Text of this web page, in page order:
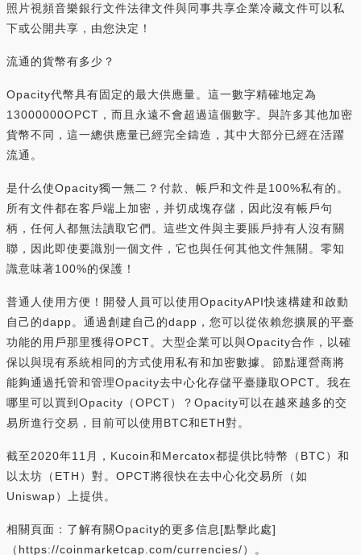
照片視頻音樂銀行文件法律文件與同事共享企業冷藏文件可以私
下或公開共享，由您決定！
流通的貨幣有多少？
Opacity代幣具有固定的最大供應量。這一數字精確地定為
13000000OPCT，而且永遠不會超過這個數字。與許多其他加密
貨幣不同，這一總供應量已經完全鑄造，其中大部分已經在活躍
流通。
是什么使Opacity獨一無二？付款、帳戶和文件是100%私有的。
所有文件都在客戶端上加密，并切成塊存儲，因此沒有帳戶句
柄，任何人都無法讀取它們。這些文件與主要賬戶持有人沒有關
聯，因此即使要識別一個文件，它也與任何其他文件無關。零知
識意味著100%的保護！
普通人使用方便！開發人員可以使用OpacityAPI快速構建和啟動
自己的dapp。通過創建自己的dapp，您可以從依賴您擴展的平臺
功能的用戶那里獲得OPCT。大型企業可以與Opacity合作，以確
保以與現有系統相同的方式使用私有和加密數據。節點運營商將
能夠通過托管和管理Opacity去中心化存儲平臺賺取OPCT。我在
哪里可以買到Opacity（OPCT）？Opacity可以在越來越多的交
易所進行交易，目前可以使用BTC和ETH對。
截至2020年11月，Kucoin和Mercatox都提供比特幣（BTC）和
以太坊（ETH）對。OPCT將很快在去中心化交易所（如
Uniswap）上提供。
相關頁面：了解有關Opacity的更多信息[點擊此處]
（https://coinmarketcap.com/currencies/）。